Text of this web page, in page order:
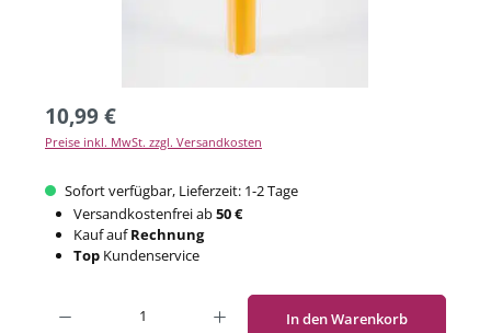
10,99 €
Preise inkl. MwSt. zzgl. Versandkosten
Sofort verfügbar, Lieferzeit: 1-2 Tage
Versandkostenfrei ab50 €
Kauf aufRechnung
TopKundenservice
Produkt Anzahl: Gib den gewünschten Wert ein oder benutze die Schaltflächen um
In den Warenkorb